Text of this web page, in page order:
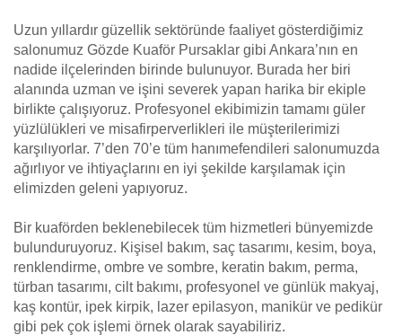
Uzun yıllardır güzellik sektöründe faaliyet gösterdiğimiz
salonumuz Gözde Kuaför Pursaklar gibi Ankara’nın en
nadide ilçelerinden birinde bulunuyor. Burada her biri
alanında uzman ve işini severek yapan harika bir ekiple
birlikte çalışıyoruz. Profesyonel ekibimizin tamamı güler
yüzlülükleri ve misafirperverlikleri ile müşterilerimizi
karşılıyorlar. 7’den 70’e tüm hanımefendileri salonumuzda
ağırlıyor ve ihtiyaçlarını en iyi şekilde karşılamak için
elimizden geleni yapıyoruz.
Bir kuaförden beklenebilecek tüm hizmetleri bünyemizde
bulunduruyoruz. Kişisel bakım, saç tasarımı, kesim, boya,
renklendirme, ombre ve sombre, keratin bakım, perma,
türban tasarımı, cilt bakımı, profesyonel ve günlük makyaj,
kaş kontür, ipek kirpik, lazer epilasyon, manikür ve pedikür
gibi pek çok işlemi örnek olarak sayabiliriz.